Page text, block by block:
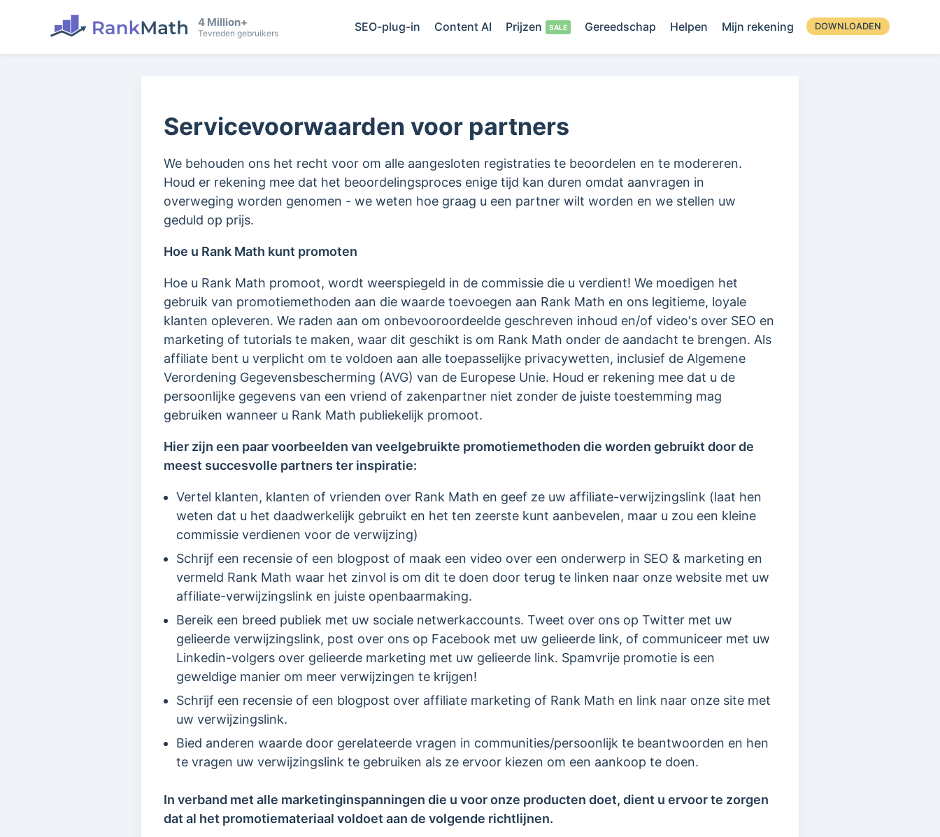
4 Million+
Tevreden gebruikers SEO-plug-in Content AI Prijzen Gereedschap Helpen Mijn rekening DOWNLOADEN
Servicevoorwaarden voor partners
We behouden ons het recht voor om alle aangesloten registraties te beoordelen en te modereren.
Houd er rekening mee dat het beoordelingsproces enige tijd kan duren omdat aanvragen in
overweging worden genomen - we weten hoe graag u een partner wilt worden en we stellen uw
geduld op prijs.
Hoe u Rank Math kunt promoten
Hoe u Rank Math promoot, wordt weerspiegeld in de commissie die u verdient! We moedigen het
gebruik van promotiemethoden aan die waarde toevoegen aan Rank Math en ons legitieme, loyale
klanten opleveren. We raden aan om onbevooroordeelde geschreven inhoud en/of video's over SEO en
marketing of tutorials te maken, waar dit geschikt is om Rank Math onder de aandacht te brengen. Als
affiliate bent u verplicht om te voldoen aan alle toepasselijke privacywetten, inclusief de Algemene
Verordening Gegevensbescherming (AVG) van de Europese Unie. Houd er rekening mee dat u de
persoonlijke gegevens van een vriend of zakenpartner niet zonder de juiste toestemming mag
gebruiken wanneer u Rank Math publiekelijk promoot.
Hier zijn een paar voorbeelden van veelgebruikte promotiemethoden die worden gebruikt door de
meest succesvolle partners ter inspiratie:
Vertel klanten, klanten of vrienden over Rank Math en geef ze uw affiliate-verwijzingslink (laat hen
weten dat u het daadwerkelijk gebruikt en het ten zeerste kunt aanbevelen, maar u zou een kleine
commissie verdienen voor de verwijzing)
Schrijf een recensie of een blogpost of maak een video over een onderwerp in SEO & marketing en
vermeld Rank Math waar het zinvol is om dit te doen door terug te linken naar onze website met uw
affiliate-verwijzingslink en juiste openbaarmaking.
Bereik een breed publiek met uw sociale netwerkaccounts. Tweet over ons op Twitter met uw
gelieerde verwijzingslink, post over ons op Facebook met uw gelieerde link, of communiceer met uw
Linkedin-volgers over gelieerde marketing met uw gelieerde link. Spamvrije promotie is een
geweldige manier om meer verwijzingen te krijgen!
Schrijf een recensie of een blogpost over affiliate marketing of Rank Math en link naar onze site met
uw verwijzingslink.
Bied anderen waarde door gerelateerde vragen in communities/persoonlijk te beantwoorden en hen
te vragen uw verwijzingslink te gebruiken als ze ervoor kiezen om een aankoop te doen.
In verband met alle marketinginspanningen die u voor onze producten doet, dient u ervoor te zorgen
dat al het promotiemateriaal voldoet aan de volgende richtlijnen.